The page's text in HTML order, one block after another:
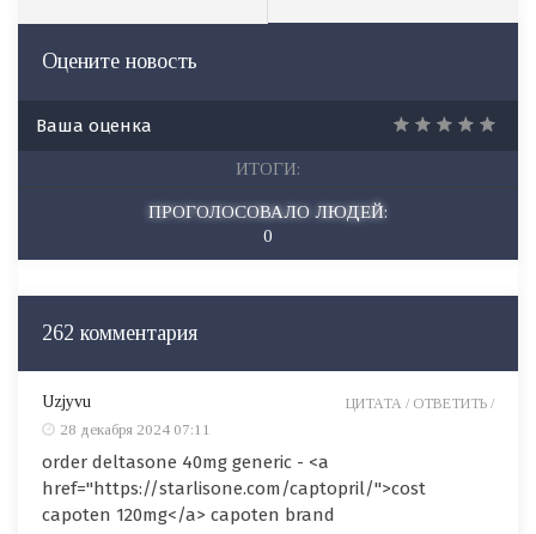
Оцените новость
Ваша оценка
ИТОГИ:
ПРОГОЛОСОВАЛО ЛЮДЕЙ:
0
262 комментария
Uzjyvu
28 декабря 2024 07:11
order deltasone 40mg generic - <a
href="https://starlisone.com/captopril/">cost
capoten 120mg</a> capoten brand
ЦИТАТА / ОТВЕТИТЬ /